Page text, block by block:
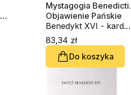
Mystagogia Benedicti.
Objawienie Pańskie
Benedykt XVI - kard.
Joseph Ratzinger
83,34 zł
Do koszyka